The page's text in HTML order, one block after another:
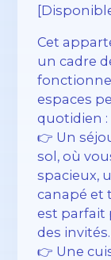
Cet
un cadre
espaces
quotidien :
👉 Un
sol, où
spacieux,
canapé et
est parfait
des invités.
👉 Une